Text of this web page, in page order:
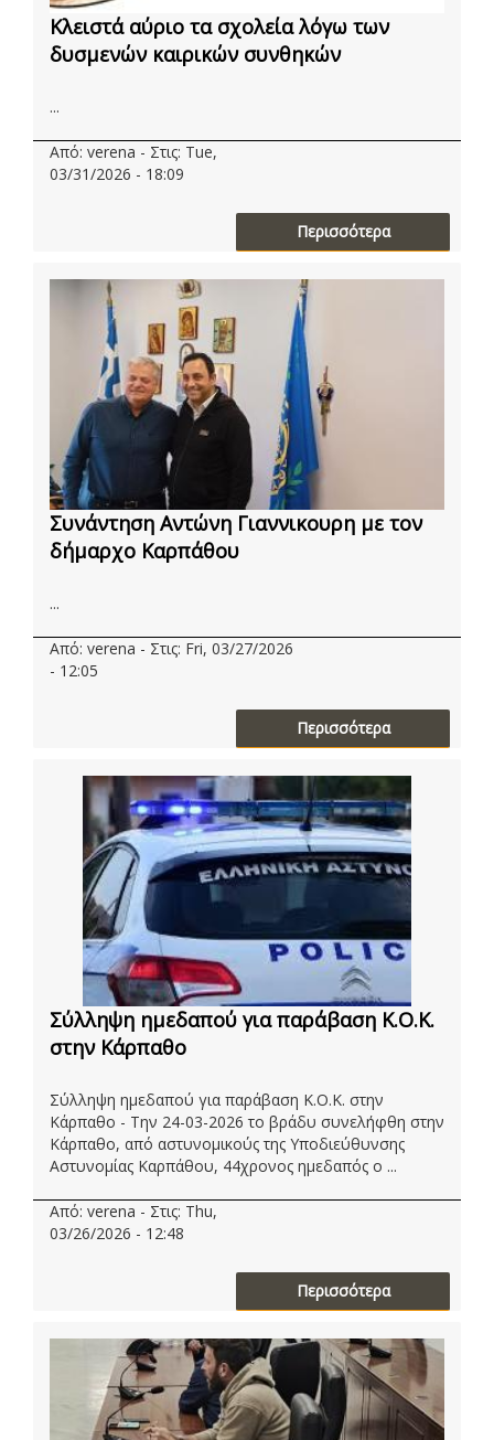
Κλειστά αύριο τα σχολεία λόγω των
δυσμενών καιρικών συνθηκών
...
Από: verena - Στις: Tue,
03/31/2026 - 18:09
Περισσότερα
Συνάντηση Αντώνη Γιαννικουρη με τον
δήμαρχο Καρπάθου
...
Από: verena - Στις: Fri, 03/27/2026
- 12:05
Περισσότερα
Σύλληψη ημεδαπού για παράβαση Κ.Ο.Κ.
στην Κάρπαθο
Σύλληψη ημεδαπού για παράβαση Κ.Ο.Κ. στην
Κάρπαθο - Την 24-03-2026 το βράδυ συνελήφθη στην
Κάρπαθο, από αστυνομικούς της Υποδιεύθυνσης
Αστυνομίας Καρπάθου, 44χρονος ημεδαπός ο ...
Από: verena - Στις: Thu,
03/26/2026 - 12:48
Περισσότερα